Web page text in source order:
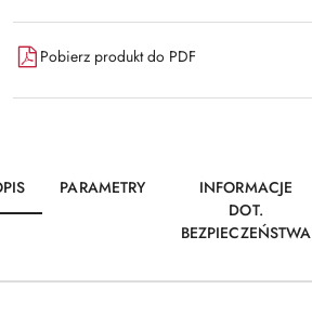
Pobierz produkt do PDF
PARAMETRY
INFORMACJE
DOT.
BEZPIECZEŃSTWA